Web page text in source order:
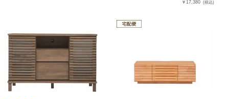
￥17,380 (税込)